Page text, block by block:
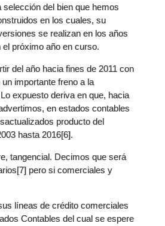
del bien que hemos
en los cuales, su
se realizan en los años
próximo año en curso.
del año hacia fines de 2011 con
importante freno a la
expuesto deriva en que, hacia
en estados contables
producto del
hasta 2016[6].
tangencial. Decimos que será
pero si comerciales y
líneas de crédito comerciales
Contables del cual se espere